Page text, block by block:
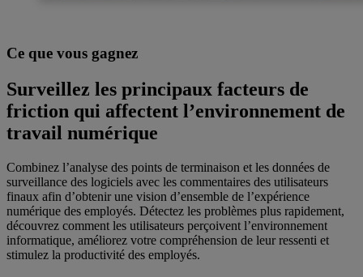
Ce que vous gagnez
Surveillez les principaux facteurs de
friction qui affectent l’environnement de
travail numérique
Combinez l’analyse des points de terminaison et les données de
surveillance des logiciels avec les commentaires des utilisateurs
finaux afin d’obtenir une vision d’ensemble de l’expérience
numérique des employés. Détectez les problèmes plus rapidement,
découvrez comment les utilisateurs perçoivent l’environnement
informatique, améliorez votre compréhension de leur ressenti et
stimulez la productivité des employés.